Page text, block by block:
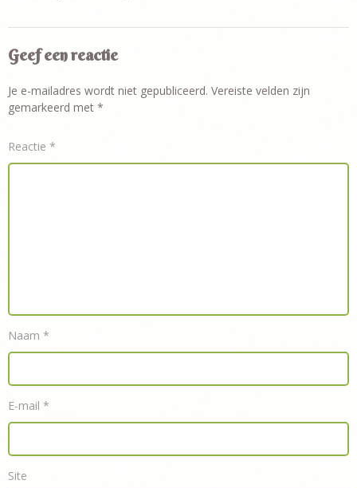
Geef een reactie
Je e-mailadres wordt niet gepubliceerd. Vereiste velden zijn
gemarkeerd met *
Reactie *
Naam *
E-mail *
Site